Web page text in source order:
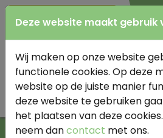
Deze website maakt gebruik
Wij maken op onze website
functionele cookies. Op deze
website op de juiste manier
deze website te gebruiken
het plaatsen van deze
neem dancontact met ons.